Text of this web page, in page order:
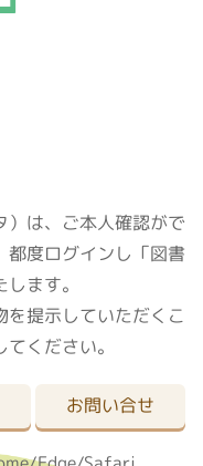
）は、ご本人確認がで
都度ログインし「図書
ます。
を提示していただくこ
ください。
お問い合せ